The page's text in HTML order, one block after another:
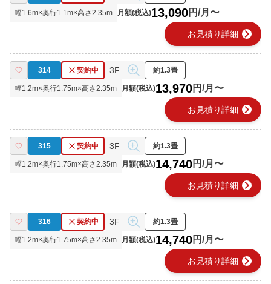
幅1.6m×奥行1.1m×高さ2.35m 月額(税込)13,090円/月〜
お見積り詳細 chevron_right
314 契約中 3F 約1.3畳
幅1.2m×奥行1.75m×高さ2.35m 月額(税込)13,970円/月〜
お見積り詳細 chevron_right
315 契約中 3F 約1.3畳
幅1.2m×奥行1.75m×高さ2.35m 月額(税込)14,740円/月〜
お見積り詳細 chevron_right
316 契約中 3F 約1.3畳
幅1.2m×奥行1.75m×高さ2.35m 月額(税込)14,740円/月〜
お見積り詳細 chevron_right